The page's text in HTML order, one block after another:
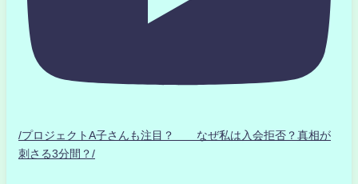
/プロジェクトA子さんも注目？ なぜ私は入会拒否？真相が
刺さる3分間？/